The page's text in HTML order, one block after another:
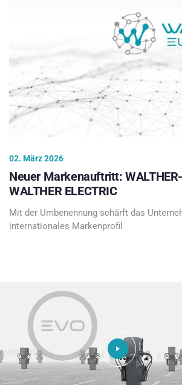
02. März 2026
Neuer Markenauftritt:
WALTHER ELECTRIC
Mit der Umbenennung schärft das
internationales Markenprofil